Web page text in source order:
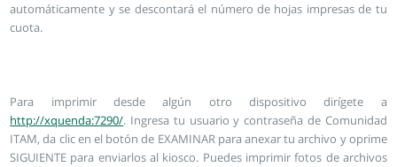
automáticamente y se descontará el número de hojas impresas de tu
cuota.
Para imprimir desde algún otro dispositivo dirígete a
http://xquenda:7290/. Ingresa tu usuario y contraseña de Comunidad
ITAM, da clic en el botón de EXAMINAR para anexar tu archivo y oprime
SIGUIENTE para enviarlos al kiosco. Puedes imprimir fotos de archivos